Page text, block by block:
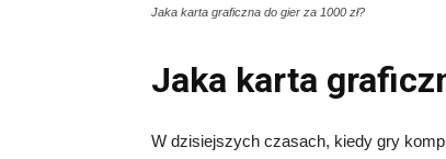
Jaka karta graficzna do gier za 1000 zł?
Jaka karta
W dzisiejszych czasach, kiedy gry